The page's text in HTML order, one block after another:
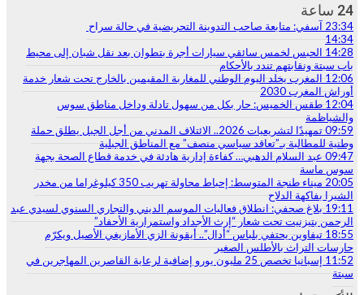
24 ساعة
23:34 آسفي: متابعة صاحب التدوينة التحريضية في حالة سراح
14:34
14:28 الحبس لخمس سائقي سيارات أجرة بتطوان بعد نقل شبان إلى محيط
باب سبتة ونقابتهم تندد بالأحكام
12:06 المغرب يخلد اليوم الوطني للمغاربة المقيمين بالخارج تحت شعار خدمة
أوراش المغرب 2030
12:04 طقس الخميس: ﺣﺎﺭ بكل من سهول تادلة وداخل مناطق سوس
والشياظمة
09:59
تمهيدًا لتشريعيات 2026.. الائتلاف المدني من أجل الجبل يطلق حملة
وطنية للمطالبة بـ”تعاقد سياسي منصف” مع المناطق الجبلية
09:47 عبد السلام الدهبي… كفاءة إدارية هادئة في خدمة قطاع الصحة بجهة
سوس ماسة
20:05
ميناء طنجة المتوسط: إحباط محاولة تهريب 350 كيلوغراما من مخدر
الشيرا بفاكهة الدلاح
19:11 بلاغ صحفي: انطلاق فعاليات الموسم الديني والتجاري السنوي لسيدي عبد
الرحمن بتيزنيت تحت شعار “إرث الأجداد واستمرارية الأحفاد”
18:55 تيفاوين يحتفي بلباس “أدال”.. أيقونة الزي الأمازيغي الأصيل ويكرّم
حارسات التراث بالأطلس الصغير
11:52
إسبانيا تخصص 25 مليون يورو إضافية لرعاية القاصرين المهاجرين في
سبتة